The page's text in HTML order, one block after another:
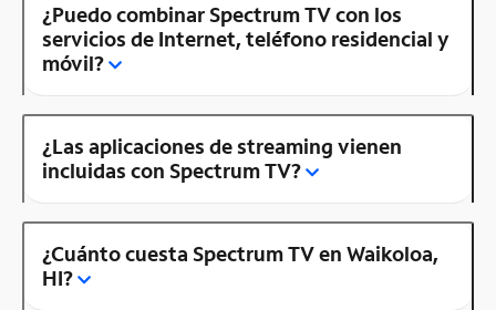
¿Puedo combinar Spectrum TV con los
servicios de Internet, teléfono residencial y
móvil?
¿Las aplicaciones de streaming vienen
incluidas con Spectrum TV?
¿Cuánto cuesta Spectrum TV en Waikoloa,
HI?